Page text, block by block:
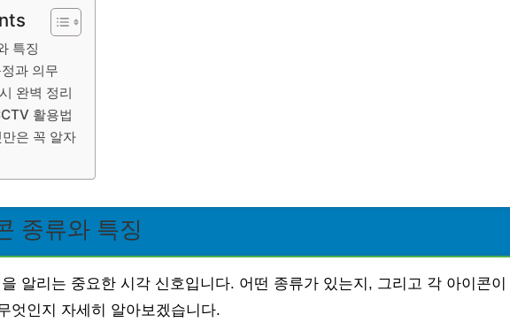
특징
과 의무
완벽 정리
활용법
은 꼭 알자
종류와 특징
알리는 중요한 시각 신호입니다. 어떤 종류가 있는지, 그리고 각 아이콘이
엇인지 자세히 알아보겠습니다.